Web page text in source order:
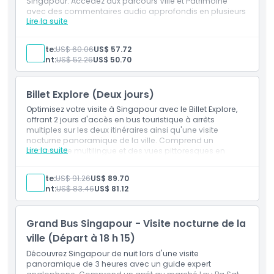
Emplacement
Politique d'annulation
avec des commentaires audio approfondis en plusieurs
langues.
Lire la suite
2 jours consécutifs de visite touristique en bus à
arrêts libres à travers Singapour.
Explorez les parcours Ville et Patrimoine à votre
rythme.
souhaitant passer plus de temps à chaque arrêt.
Le guide audio multilingue améliore votre expérience
de visite de la ville.
Adulte:US$ 60.06US$ 57.72
Enfant:US$ 52.26US$ 50.70
Billet Explore (Deux jours)
Optimisez votre visite à Singapour avec le Billet Explore,
offrant 2 jours d'accès en bus touristique à arrêts
multiples sur les deux itinéraires ainsi qu'une visite
nocturne panoramique de la ville. Comprend un
audioguide multilingue et des vues pittoresques en
Lire la suite
Inclus
Excursion en bus touristique de 2 jours et visite
nocturne de la ville incluses.
Accès aux lignes Jaune et Rouge pendant la journée.
les lumières de la ville et les principaux monuments.
Comprend un audioguide multilingue tout au long
de votre trajet.
Adulte:US$ 91.26US$ 89.70
Enfant:US$ 83.46US$ 81.12
Grand Bus Singapour - Visite nocturne de la
ville (Départ à 18 h 15)
Découvrez Singapour de nuit lors d'une visite
panoramique de 3 heures avec un guide expert